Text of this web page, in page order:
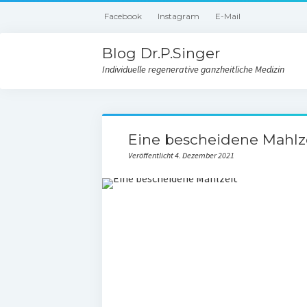
Facebook Instagram E-Mail
Blog Dr.P.Singer
Individuelle regenerative ganzheitliche Medizin
Eine bescheidene
Veröffentlicht 4. Dezember 2021